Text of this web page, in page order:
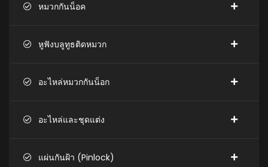
หมวกกันน็อค
หูฟังบลูทูธติดหมวก
อะไหล่หมวกกันน็อก
อะไหล่และชุดแต่ง
แผ่นกันฝ้า (Pinlock)